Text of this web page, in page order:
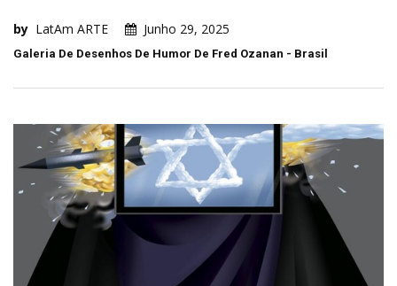
by LatAm ARTE Junho 29, 2025
Galeria De Desenhos De Humor De Fred Ozanan - Brasil